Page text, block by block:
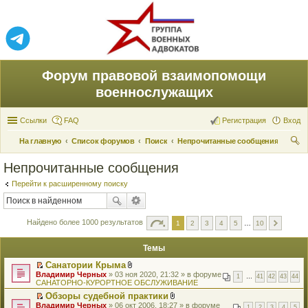
Форум правовой взаимопомощи
военнослужащих
Ссылки FAQ Вход
Регистрация
На главную Список форумов Поиск
Непрочитанные сообщения
Непрочитанные сообщения
Перейти к расширенному поиску
Найдено более 1000 результатов 1 2 3 4 5 10
Темы
П
е
р
е
й
Санатории Крыма
В
л
о
ж
е
1 41 42 43 44
Владимир Черных » 03 ноя 2020, 21:32 » в форуме
САНАТОРНО-КУРОРТНОЕ ОБСЛУЖИВАНИЕ
П
Обзоры судебной практики
В
Владимир Черных » 06 окт 2006, 18:27 » в форуме